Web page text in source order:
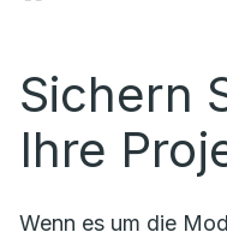
Sichern
Ihre
Wenn es um die